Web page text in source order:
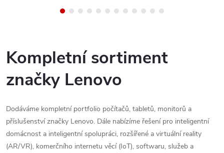
U5 355 (8 jader, 8 vláken, up to
provedením, univerzální
Kompletní sortiment
značky Lenovo
Dodáváme kompletní portfolio počítačů, tabletů, monitorů a
příslušenství značky Lenovo. Dále nabízíme řešení pro inteligentní
domácnost a inteligentní spolupráci, rozšířené a virtuální reality
(AR/VR), komerčního internetu věcí (IoT), softwaru, služeb a